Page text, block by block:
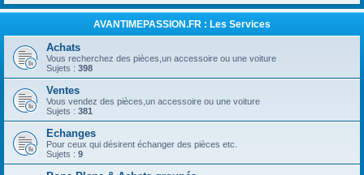
AVANTIMEPASSION.FR : Les Services
Achats
Vous recherchez des pièces,un accessoire ou une voiture
Sujets : 398
Ventes
Vous vendez des pièces,un accessoire ou une voiture
Sujets : 381
Echanges
Pour ceux qui désirent échanger des pièces etc.
Sujets : 9